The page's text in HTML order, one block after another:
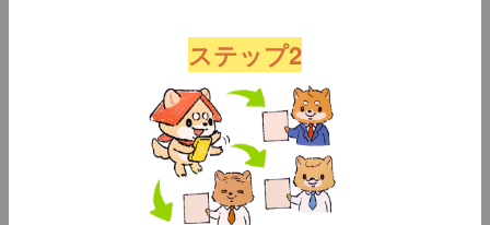
ステップ2